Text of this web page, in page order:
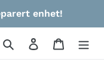
enhet!
Søk Logg på